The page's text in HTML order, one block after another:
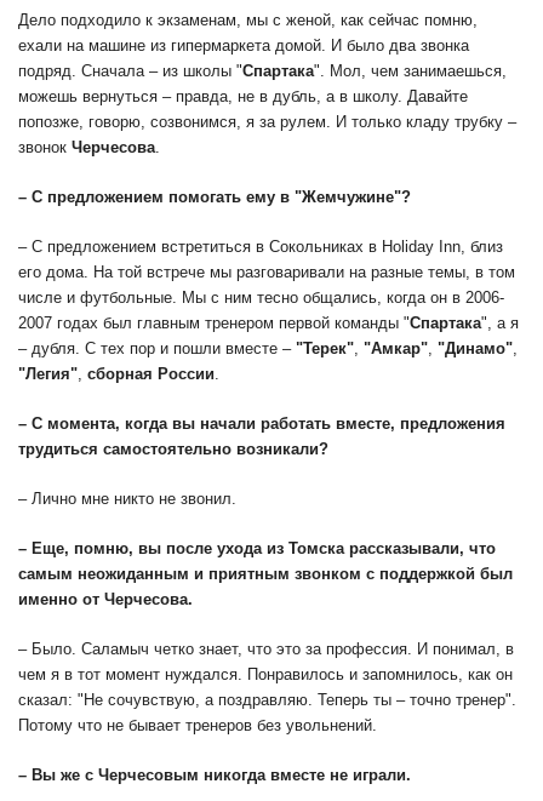
Дело подходило к экзаменам, мы с женой, как сейчас помню,
ехали на машине из гипермаркета домой. И было два звонка
подряд. Сначала – из школы "Спартака". Мол, чем занимаешься,
можешь вернуться – правда, не в дубль, а в школу. Давайте
попозже, говорю, созвонимся, я за рулем. И только кладу трубку –
звонок Черчесова.
– С предложением помогать ему в "Жемчужине"?
– С предложением встретиться в Сокольниках в Holiday Inn, близ
его дома. На той встрече мы разговаривали на разные темы, в том
числе и футбольные. Мы с ним тесно общались, когда он в 2006-
2007 годах был главным тренером первой команды "Спартака", а я
– дубля. С тех пор и пошли вместе – "Терек", "Амкар", "Динамо",
"Легия", сборная России.
– С момента, когда вы начали работать вместе, предложения
трудиться самостоятельно возникали?
– Лично мне никто не звонил.
– Еще, помню, вы после ухода из Томска рассказывали, что
самым неожиданным и приятным звонком с поддержкой был
именно от Черчесова.
– Было. Саламыч четко знает, что это за профессия. И понимал, в
чем я в тот момент нуждался. Понравилось и запомнилось, как он
сказал: "Не сочувствую, а поздравляю. Теперь ты – точно тренер".
Потому что не бывает тренеров без увольнений.
– Вы же с Черчесовым никогда вместе не играли.